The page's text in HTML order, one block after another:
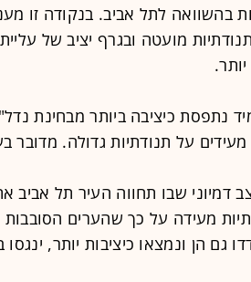
בהשוואה לתל אביב. בנקודה זו
מועטה ובגרף יציב של
נתפסת כיציבה ביותר מבחינת
על תנודתיות גדולה. מדובר
דמיוני שבו תחווה העיר תל אביב
מעידה על כך שהערים הסובבות
גם הן ונמצאו כיציבות יותר,